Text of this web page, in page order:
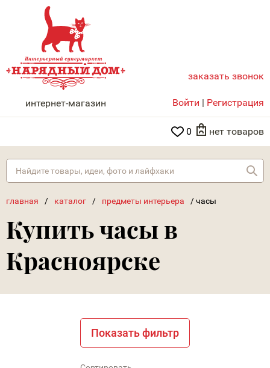
НАРЯДНЫЙ ДОМ
интернет-магазин
заказать звонок
Войти | Регистрация
0 нет товаров
главная / каталог / предметы интерьера /часы
Купить часы в
Красноярске
Показать фильтр